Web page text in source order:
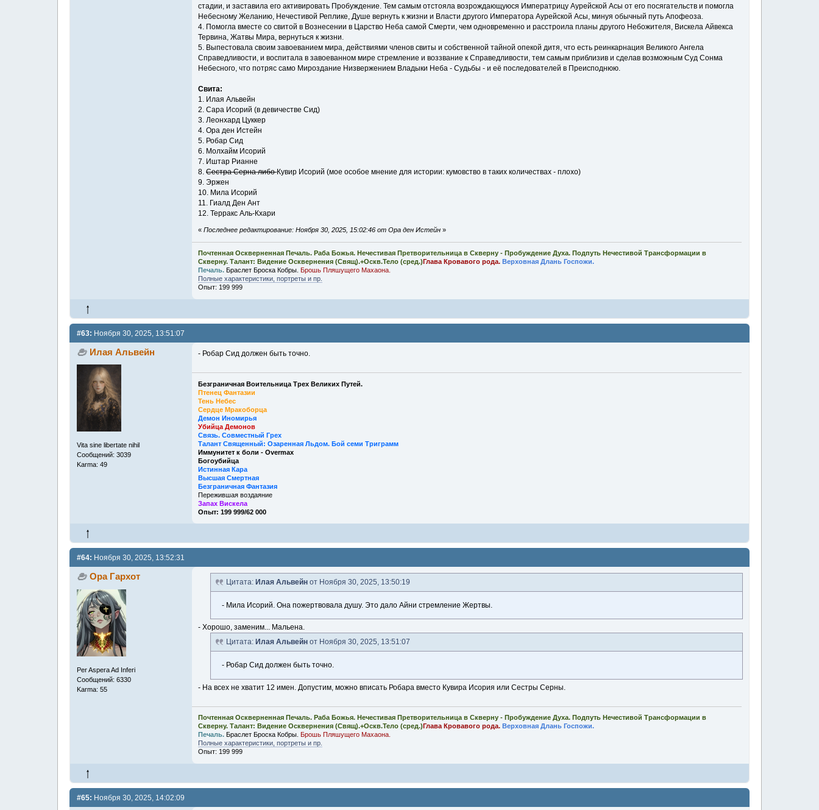
стадии, и заставила его активировать Пробуждение. Тем самым отстояла возрождающуюся Императрицу Аурейской Асы от его посягательств и помогла
Небесному Желанию, Нечестивой Реплике, Душе вернуть к жизни и Власти другого Императора Аурейской Асы, минуя обычный путь Апофеоза.
4. Помогла вместе со свитой в Вознесении в Царство Неба самой Смерти, чем одновременно и расстроила планы другого Небожителя, Вискела Айвекса
Тервина, Жатвы Мира, вернуться к жизни.
5. Выпестовала своим завоеванием мира, действиями членов свиты и собственной тайной опекой дитя, что есть реинкарнация Великого Ангела
Справедливости, и воспитала в завоеванном мире стремление и воззвание к Справедливости, тем самым приблизив и сделав возможным Суд Сонма
Небесного, что потряс само Мироздание Низвержением Владыки Неба - Судьбы - и её последователей в Преисподнюю.
Свита:
1. Илая Альвейн
2. Сара Исорий (в девичестве Сид)
3. Леонхард Цуккер
4. Ора ден Истейн
5. Робар Сид
6. Молхайм Исорий
7. Иштар Рианне
8.Сестра Серна либоКувир Исорий (мое особое мнение для истории: кумовство в таких количествах - плохо)
9. Эржен
10. Мила Исорий
11. Гиалд Ден Ант
12. Терракс Аль-Кхари
«Последнее редактирование: Ноября 30, 2025, 15:02:46 от Ора ден Истейн »
Почтенная Оскверненная Печаль. Раба Божья. Нечестивая Претворительница в Скверну - Пробуждение Духа. Подпуть Нечестивой Трансформации в
Скверну. Талант: Видение Осквернения (Свящ).+Оскв.Тело (сред.) Глава Кровавого рода. Верховная Длань Госпожи.
Печаль. Браслет Броска Кобры. Брошь Пляшущего Махаона.
Полные характеристики, портреты и пр.
Опыт: 199 999
#63: Ноября 30, 2025, 13:51:07
Илая Альвейн
Vita sine libertate nihil
Сообщений: 3039
Karma: 49
- Робар Сид должен быть точно.
Безграничная Воительница Трех Великих Путей.
Птенец Фантазии
Тень Небес
Сердце Мракоборца
Демон Иномирья
Убийца Демонов
Связь. Совместный Грех
Талант Священный: Озаренная Льдом. Бой семи Триграмм
Иммунитет к боли - Overmax
Богоубийца
Истинная Кара
Высшая Смертная
Безграничная Фантазия
Пережившая воздаяние
Запах Вискела
Опыт: 199 999/62 000
#64: Ноября 30, 2025, 13:52:31
Ора Гархот
Per Aspera Ad Inferi
Сообщений: 6330
Karma: 55
Цитата: Илая Альвейн от Ноября 30, 2025, 13:50:19
- Мила Исорий. Она пожертвовала душу. Это дало Айни стремление Жертвы.
- Хорошо, заменим... Мальена.
Цитата: Илая Альвейн от Ноября 30, 2025, 13:51:07
- Робар Сид должен быть точно.
- На всех не хватит 12 имен. Допустим, можно вписать Робара вместо Кувира Исория или Сестры Серны.
Почтенная Оскверненная Печаль. Раба Божья. Нечестивая Претворительница в Скверну - Пробуждение Духа. Подпуть Нечестивой Трансформации в
Скверну. Талант: Видение Осквернения (Свящ).+Оскв.Тело (сред.) Глава Кровавого рода. Верховная Длань Госпожи.
Печаль. Браслет Броска Кобры. Брошь Пляшущего Махаона.
Полные характеристики, портреты и пр.
Опыт: 199 999
#65: Ноября 30, 2025, 14:02:09